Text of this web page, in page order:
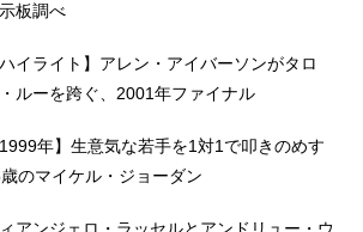
板調べ
ハイライト】アレン・アイバーソンがタロ
ルーを跨ぐ、2001年ファイナル
1999年】生意気な若手を1対1で叩きのめす
のマイケル・ジョーダン